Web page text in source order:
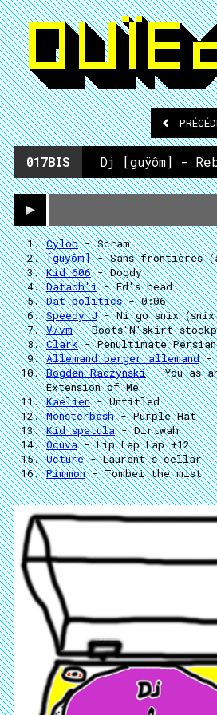
017BIS Dj [guÿôm] -
Cylob- Scram
[guÿôm]- Sans frontières
Kid 606- Dogdy
Datach'i- Ed's head
Dat politics- 0:06
Speedy J- Ni go snix (snix
V/vm- Boots'N'skirt
Clark- Penultimate Persian
Allemand berger allemand-
Bogdan Raczynski- You as
Extension of Me
Kaelien- Untitled
Monsterbash- Purple Hat
Kid spatula- Dirtwah
Ocuva- Lip Lap Lap +12
Ucture- Laurent's cellar
Pimmon- Tombei the mist